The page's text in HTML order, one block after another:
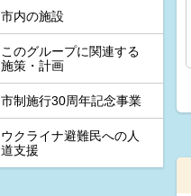
市内の施設
このグループに関連する
施策・計画
市制施行30周年記念事業
ウクライナ避難民への人
道支援